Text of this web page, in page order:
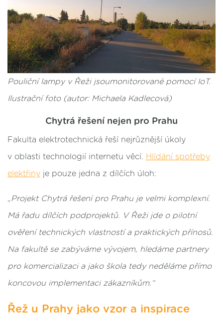
Pouliční lampy v Řeži jsoumonitorované pomocí IoT.
Ilustrační foto (autor: Michaela Kadlecová)
Chytrá řešení nejen pro Prahu
Fakulta elektrotechnická řeší nejrůznější úkoly
v oblasti technologií internetu věcí. Hlídání spotřeby
elektřiny je pouze jedna z dílčích úloh:
„Projekt Chytrá řešení pro Prahu je velmi komplexní.
Má řadu dílčích podprojektů. V Řeži jde o pilotní
ověření technických vlastností a praktických přínosů.
Na fakultě se zabýváme vývojem, hledáme partnery
pro komercializaci a jako škola tedy neděláme přímo
koncovou implementaci zákazníkům.“
Řež u Prahy jako vzor a inspirace